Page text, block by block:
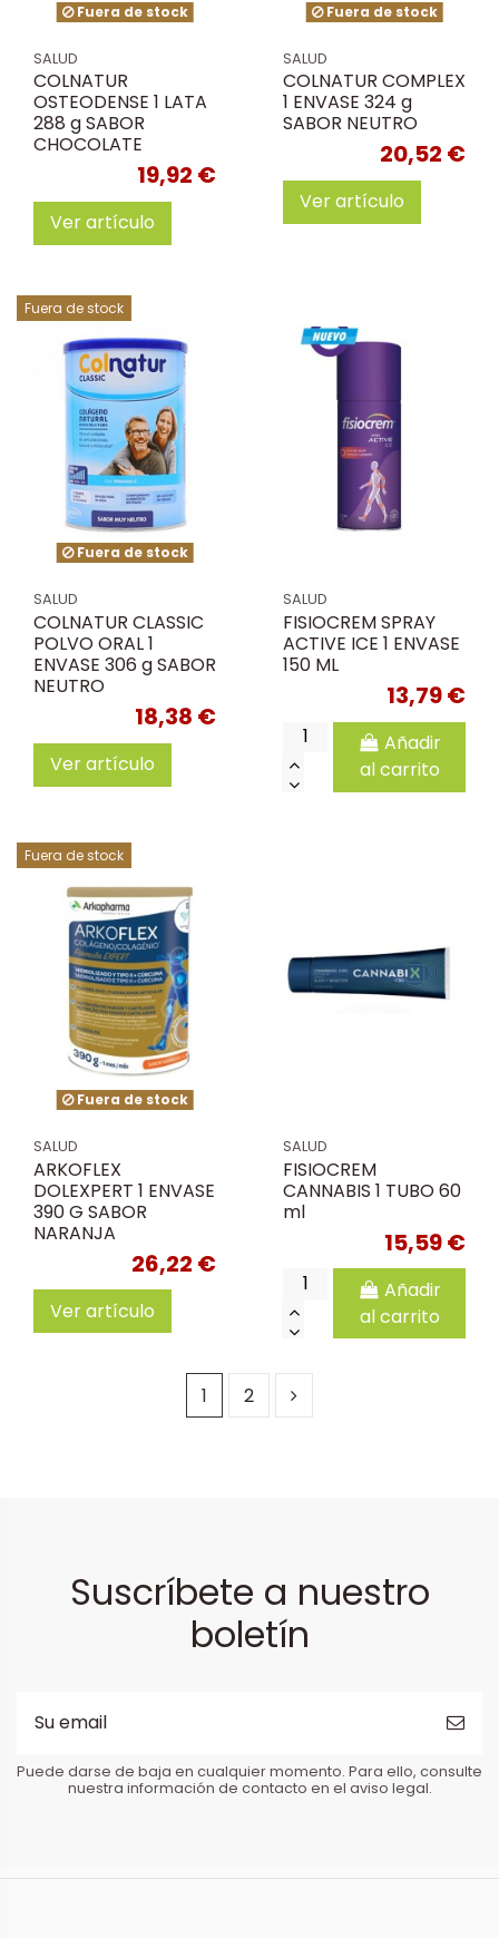
Fuera de stock
SALUD
COLNATUR
OSTEODENSE 1 LATA
288 g SABOR
CHOCOLATE
19,92 €
Ver artículo
Fuera de stock
SALUD
COLNATUR COMPLEX
1 ENVASE 324 g
SABOR NEUTRO
20,52 €
Ver artículo
Fuera de stock
Fuera de stock
SALUD
COLNATUR CLASSIC
POLVO ORAL 1
ENVASE 306 g SABOR
NEUTRO
18,38 €
Ver artículo
SALUD
FISIOCREM SPRAY
ACTIVE ICE 1 ENVASE
150 ML
13,79 €
Añadir
al carrito
Fuera de stock
Fuera de stock
SALUD
ARKOFLEX
DOLEXPERT 1 ENVASE
390 G SABOR
NARANJA
26,22 €
Ver artículo
SALUD
FISIOCREM
CANNABIS 1 TUBO 60
ml
15,59 €
Añadir
al carrito
1 2
Suscríbete a nuestro
boletín
Puede darse de baja en cualquier momento. Para ello, consulte
nuestra información de contacto en el aviso legal.